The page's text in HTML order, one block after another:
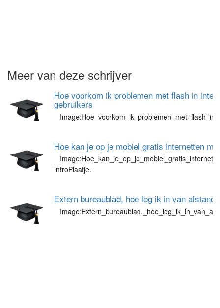
Meer van deze schrijver
Hoe voorkom ik problemen met flash in
gebruikers
Hoe kan je op je mobiel gratis internetten
IntroPlaatje.
Extern bureaublad, hoe log ik in van